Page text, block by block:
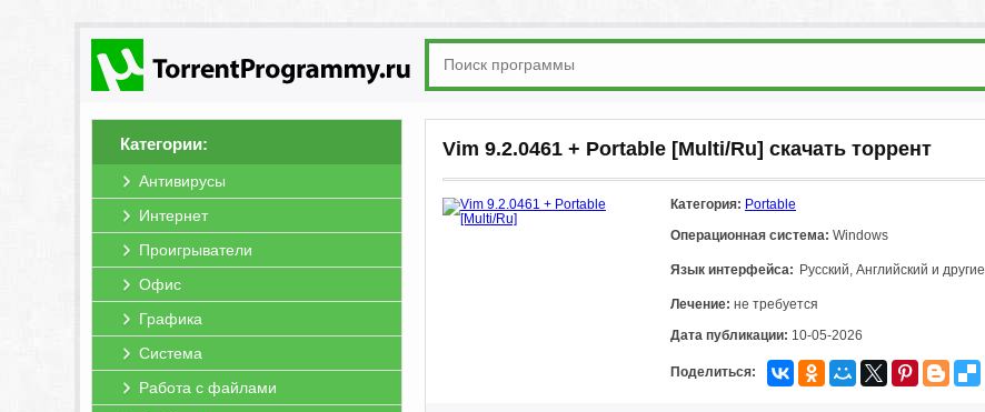
Категории:
Антивирусы
Интернет
Проигрыватели
Офис
Графика
Система
Работа с файлами
Vim 9.2.0461 + Portable [Multi/Ru] скачать торрент
Категория: Portable
Операционная система: Windows
Язык интерфейса: Русский, Английский и другие
Лечение: не требуется
Дата публикации: 10-05-2026
Поделиться: